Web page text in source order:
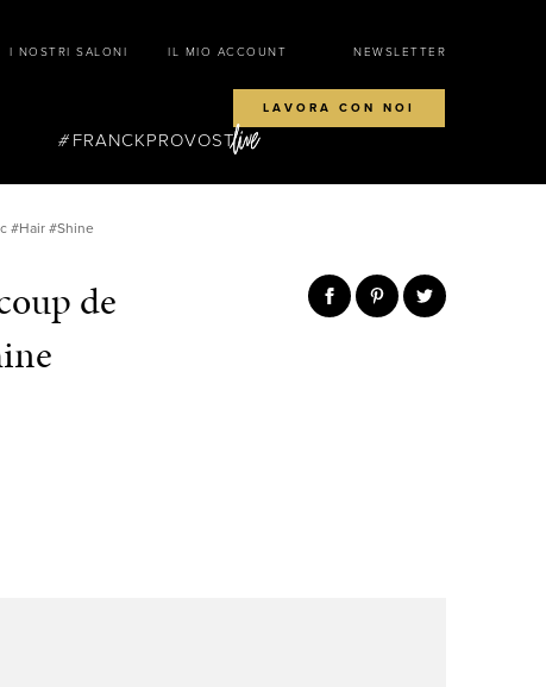
I NOSTRI SALONI IL MIO ACCOUNT NEWSLETTER
LAVORA CON NOI
FRANCKPROVOST
#Hair #Shine
de